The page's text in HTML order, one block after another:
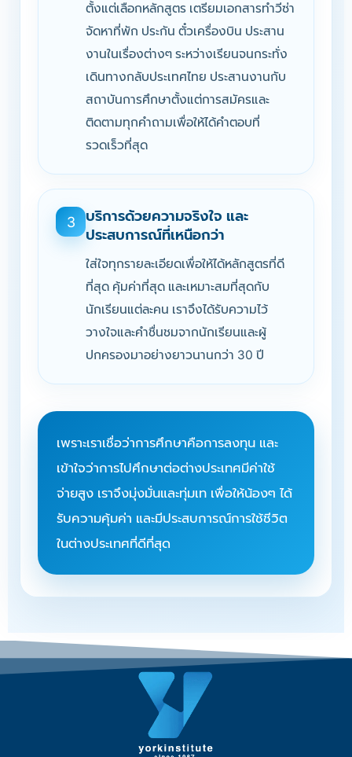
ตั้งแต่เลือกหลักสูตร เตรียมเอกสารทำวีซ่า
จัดหาที่พัก ประกัน ตั๋วเครื่องบิน ประสาน
งานในเรื่องต่างๆ ระหว่างเรียนจนกระทั่ง
เดินทางกลับประเทศไทย ประสานงานกับ
สถาบันการศึกษาตั้งแต่การสมัครและ
ติดตามทุกคำถามเพื่อให้ได้คำตอบที่
รวดเร็วที่สุด
3
บริการด้วยความจริงใจ และ
ประสบการณ์ที่เหนือกว่า
ใส่ใจทุกรายละเอียดเพื่อให้ได้หลักสูตรที่ดี
ที่สุด คุ้มค่าที่สุด และเหมาะสมที่สุดกับ
นักเรียนแต่ละคน เราจึงได้รับความไว้
วางใจและคำชื่นชมจากนักเรียนและผู้
ปกครองมาอย่างยาวนานกว่า 30 ปี
เพราะเราเชื่อว่าการศึกษาคือการลงทุน และ
เข้าใจว่าการไปศึกษาต่อต่างประเทศมีค่าใช้
จ่ายสูง เราจึงมุ่งมั่นและทุ่มเท เพื่อให้น้องๆ ได้
รับความคุ้มค่า และมีประสบการณ์การใช้ชีวิต
ในต่างประเทศที่ดีที่สุด